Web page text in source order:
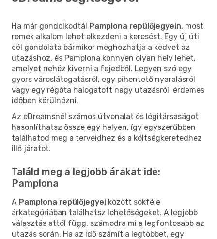
Ha már gondolkodtál Pamplona repülőjegyein, most
remek alkalom lehet elkezdeni a keresést. Egy új úti
cél gondolata bármikor meghozhatja a kedvet az
utazáshoz, és Pamplona könnyen olyan hely lehet,
amelyet nehéz kiverni a fejedből. Legyen szó egy
gyors városlátogatásról, egy pihentető nyaralásról
vagy egy régóta halogatott nagy utazásról, érdemes
időben körülnézni.
Az eDreamsnél számos útvonalat és légitársaságot
hasonlíthatsz össze egy helyen, így egyszerűbben
találhatod meg a terveidhez és a költségkeretedhez
illő járatot.
Találd meg a legjobb árakat ide:
Pamplona
A Pamplona repülőjegyei között sokféle
árkategóriában találhatsz lehetőségeket. A legjobb
választás attól függ, számodra mi a legfontosabb az
utazás során. Ha az idő számít a legtöbbet, egy